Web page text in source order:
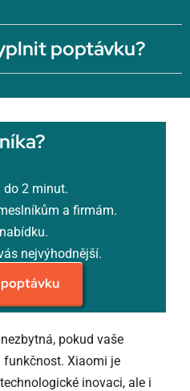
poptávku?
do 2 minut.
a firmám.
nejvýhodnější.
pokud vaše
funkčnost. Xiaomi je
inovaci, ale i